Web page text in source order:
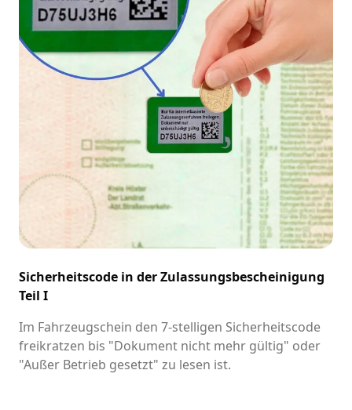
Sicherheitscode in der Zulassungsbescheinigung
Teil I
Im Fahrzeugschein den 7-stelligen Sicherheitscode
freikratzen bis "Dokument nicht mehr gültig" oder
"Außer Betrieb gesetzt" zu lesen ist.